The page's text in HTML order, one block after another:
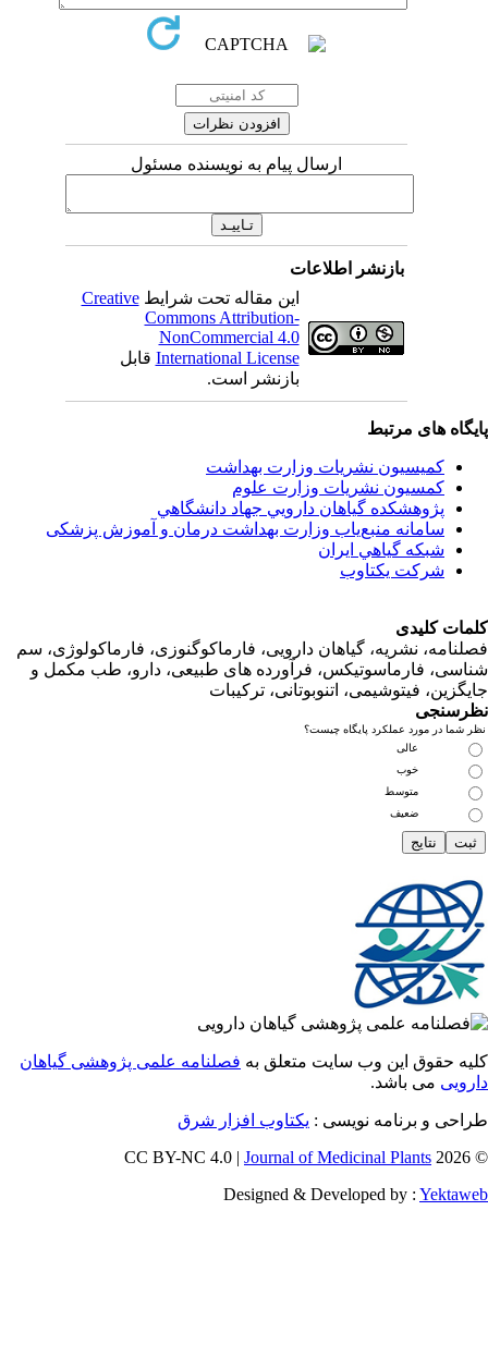
ارسال پیام به نویسنده مسئول
بازنشر اطلاعات
این مقاله تحت شرایط Creative
Commons Attribution-
NonCommercial 4.0
International Licenseقابل
بازنشر است.
های مرتبط
کمیسیون نشریات وزارت بهداشت
کمسیون نشریات وزارت علوم
پژوهشكده گياهان دارويي جهاد دانشگاهي
سامانه منبع‌ياب وزارت بهداشت درمان و آموزش پزشکی
شبكه گياهي ايران
شرکت یکتاوب
کلیدی
نشریه، گیاهان دارویی، فارماکوگنوزی، فارماکولوژی، سم
فارماسوتیکس، فرآورده های طبیعی، دارو، طب مکمل و
فیتوشیمی، اتنوبوتانی، ترکیبات
در مورد عملکرد پایگاه چیست؟
متوسط
ضعیف
حقوق این وب سایت متعلق بهفصلنامه علمی پژوهشی گیاهان
می باشد.
و برنامه نویسی :یکتاوب افزار شرق
Journal of Medicinal Plants
Designed & Developed by :